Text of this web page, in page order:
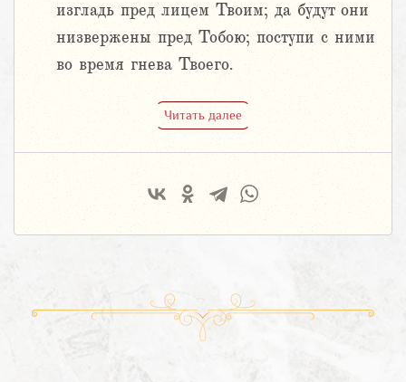
изгладь пред лицем Твоим; да будут они
низвержены пред Тобою; поступи с ними
во время гнева Твоего.
Читать далее